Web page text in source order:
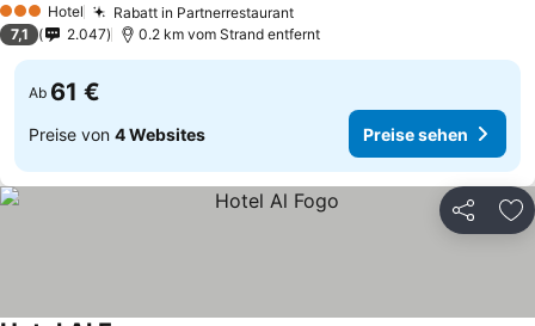
3 SterneHotel Rabatt in Partnerrestaurant
7,1 2.047 0.2 km vom Strand entfernt
Ab 61 €
Preise von 4 Websites Preise sehen
Teilen